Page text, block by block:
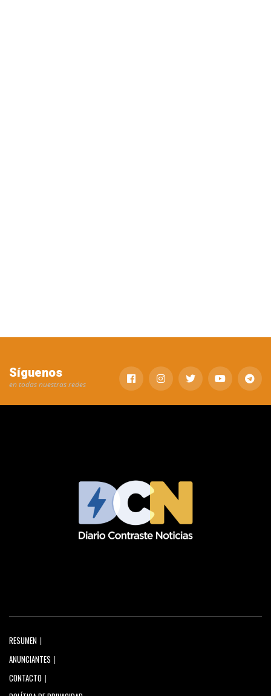
Síguenos
en todas nuestras redes
RESUMEN
ANUNCIANTES
CONTACTO